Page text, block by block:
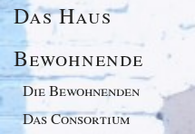
Das Haus
Bewohnende
Die Bewohnenden
Das Consortium